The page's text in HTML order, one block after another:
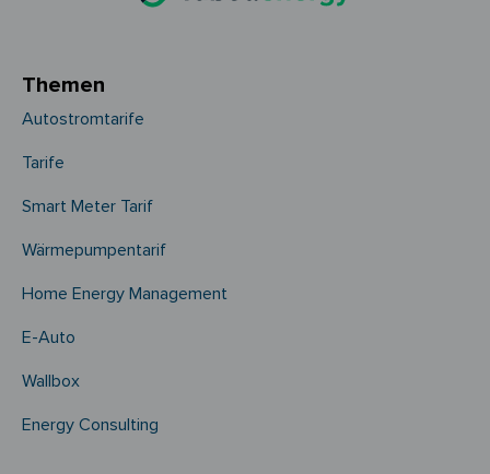
Themen
Autostromtarife
Tarife
Smart Meter Tarif
Wärmepumpentarif
Home Energy Management
E-Auto
Wallbox
Energy Consulting